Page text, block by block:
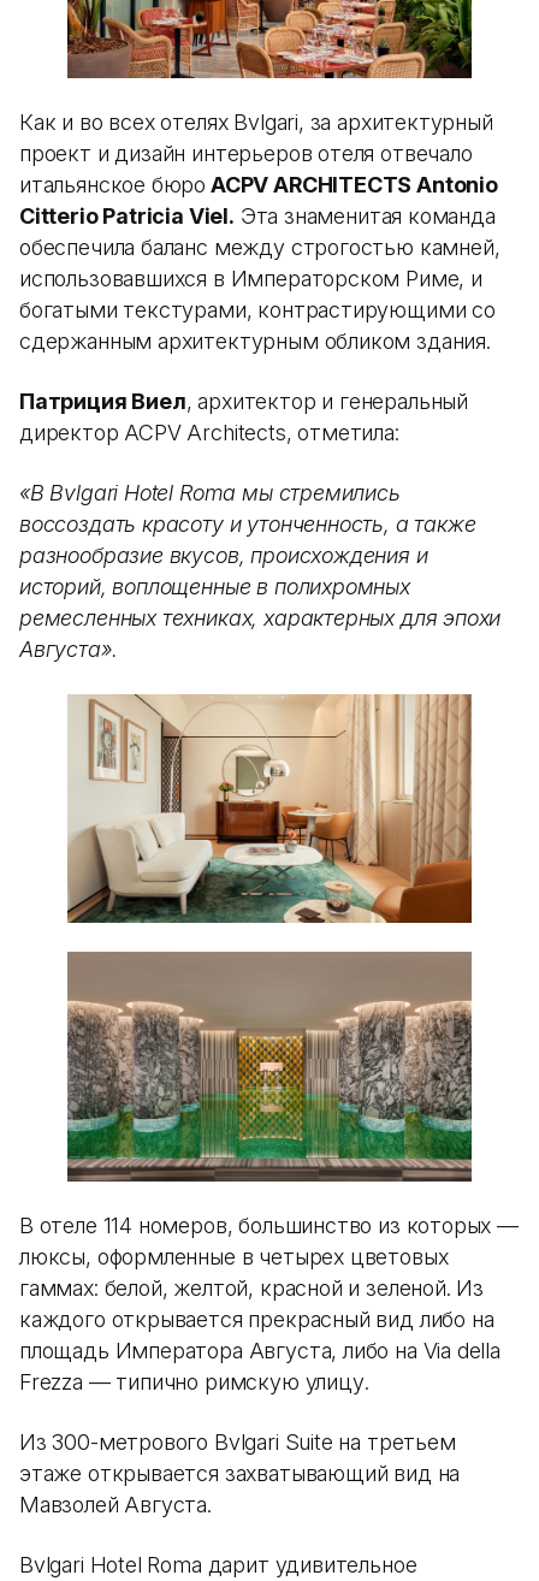
Как и во всех отелях Bvlgari, за архитектурный
проект и дизайн интерьеров отеля отвечало
итальянское бюро ACPV ARCHITECTS Antonio
Citterio Patricia Viel. Эта знаменитая команда
обеспечила баланс между строгостью камней,
использовавшихся в Императорском Риме, и
богатыми текстурами, контрастирующими со
сдержанным архитектурным обликом здания.
Патриция Виел, архитектор и генеральный
директор ACPV Architects, отметила:
«В Bvlgari Hotel Roma мы стремились
воссоздать красоту и утонченность, а также
разнообразие вкусов, происхождения и
историй, воплощенные в полихромных
ремесленных техниках, характерных для эпохи
Августа».
В отеле 114 номеров, большинство из которых —
люксы, оформленные в четырех цветовых
гаммах: белой, желтой, красной и зеленой. Из
каждого открывается прекрасный вид либо на
площадь Императора Августа, либо на Via della
Frezza — типично римскую улицу.
Из 300-метрового Bvlgari Suite на третьем
этаже открывается захватывающий вид на
Мавзолей Августа.
Bvlgari Hotel Roma дарит удивительное